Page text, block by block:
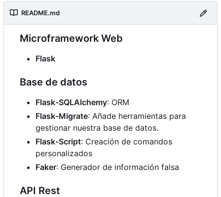
README.md
Microframework Web
Flask
Base de datos
Flask-SQLAlchemy: ORM
Flask-Migrate: Añade herramientas para
gestionar nuestra base de datos.
Flask-Script: Creación de comandos
personalizados
Faker: Generador de información falsa
API Rest